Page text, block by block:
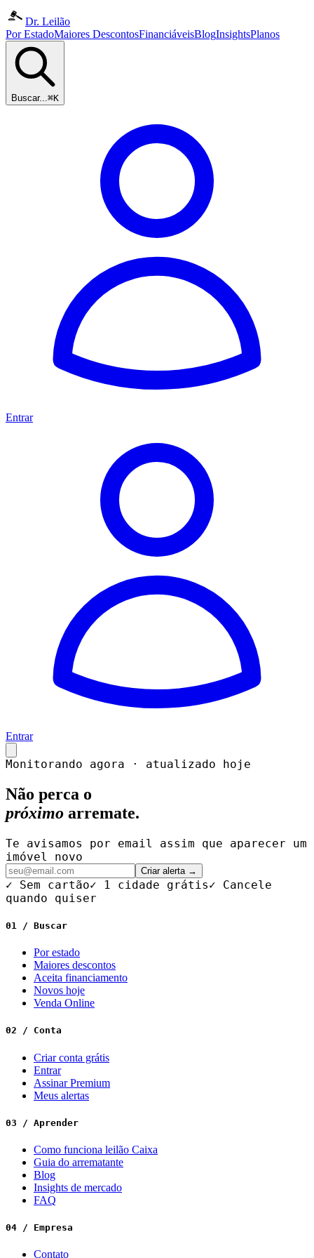
Dr. Leilão
Por EstadoMaiores DescontosFinanciáveisBlogInsightsPlanos
Buscar...⌘K
Entrar
Entrar
Monitorando agora · atualizado hoje
Não perca o
próximo arremate.
Te avisamos por email assim que aparecer um
imóvel novo
Criar alerta →
✓ Sem cartão✓ 1 cidade grátis✓ Cancele
quando quiser
01 / Buscar
Por estado
Maiores descontos
Aceita financiamento
Novos hoje
Venda Online
02 / Conta
Criar conta grátis
Entrar
Assinar Premium
Meus alertas
03 / Aprender
Como funciona leilão Caixa
Guia do arrematante
Blog
Insights de mercado
FAQ
04 / Empresa
Contato